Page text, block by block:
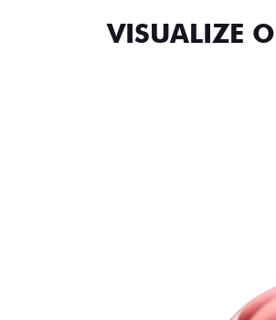
VISUALIZE